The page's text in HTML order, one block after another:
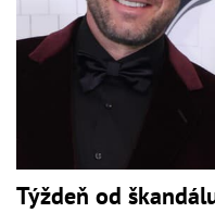
Týždeň od